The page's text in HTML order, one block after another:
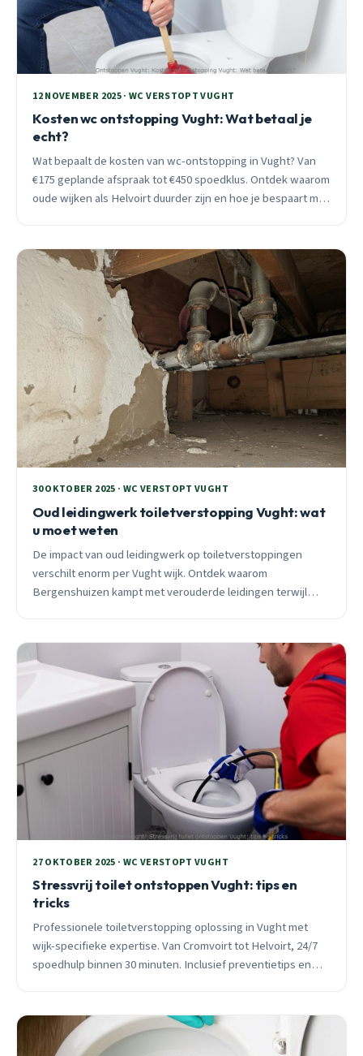
12 NOVEMBER 2025 · WC VERSTOPT VUGHT
Kosten wc ontstopping Vught: Wat betaal je
echt?
Wat bepaalt de kosten van wc-ontstopping in Vught? Van
€175 geplande afspraak tot €450 spoedklus. Ontdek waarom
oude wijken als Helvoirt duurder zijn en hoe je bespaart met
30 OKTOBER 2025 · WC VERSTOPT VUGHT
Oud leidingwerk toiletverstopping Vught: wat
u moet weten
De impact van oud leidingwerk op toiletverstoppingen
verschilt enorm per Vught wijk. Ontdek waarom
Bergenshuizen kampt met verouderde leidingen terwijl
27 OKTOBER 2025 · WC VERSTOPT VUGHT
Stressvrij toilet ontstoppen Vught: tips en
tricks
Professionele toiletverstopping oplossing in Vught met
wijk-specifieke expertise. Van Cromvoirt tot Helvoirt, 24/7
spoedhulp binnen 30 minuten. Inclusief preventietips en